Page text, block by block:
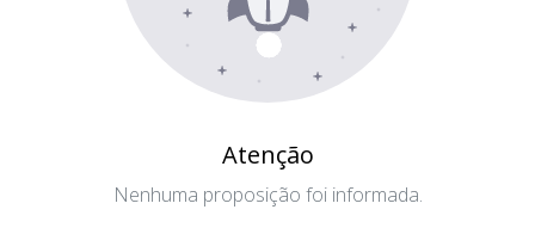
Atenção
Nenhuma proposição foi informada.